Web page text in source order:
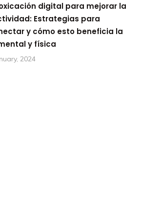
digital para mejorar la
Estrategias para
y cómo esto beneficia la
y física
2024